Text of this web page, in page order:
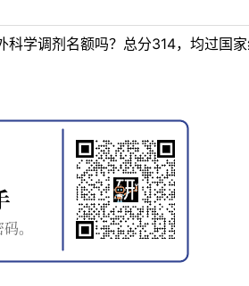
科学调剂名额吗？总分314，均过国